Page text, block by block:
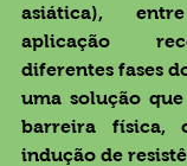
asiática),
aplicação
diferentes fases
uma solução
barreira física,
indução de